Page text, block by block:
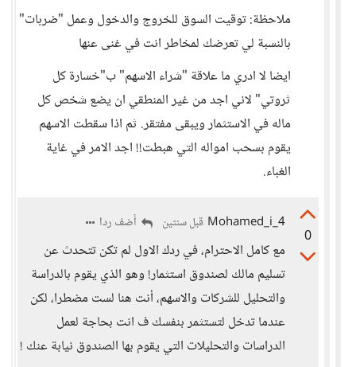
ملاحظة: توقيت السوق للخروج والدخول وعمل "ضربات"
بالنسبة لي تعرضك لمخاطر انت في غنى عنها
ايضا لا ادري ما علاقة "شراء الاسهم" ب"خسارة كل
ثروتي" لاني اجد من غير المنطقي ان يضع شخص كل
ماله في الاستثمار ويبقى مفتقر. ثم اذا سقطت الاسهم
يقوم بسحب امواله التي هبطت!! اجد الامر في غاية
الغباء.
0
Mohamed_i_4 قبل سنتين أضف ردا
مع كامل الاحترام، في ردك الاول لم تكن تتحدث عن
تسليم مالك لصندوق استثمار! وهو الذي يقوم بالدراسة
والتحليل للشركات والاسهم، أنت هنا لست مضطرا، لكن
عندما تدخل لتستثمر بنفسك ف انت بحاجة لعمل
الدراسات والتحليلات التي يقوم بها الصندوق نيابة عنك !